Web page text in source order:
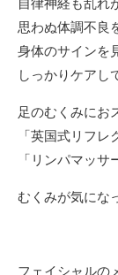
思わぬ体調不良
身体のサインを
しっかりケアし
足のむくみにお
「英国式リフレ
「リンパマッサ
むくみが気にな
フェイシャルの